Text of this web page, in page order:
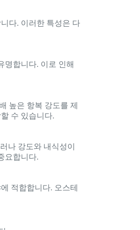
다. 이러한 특성은 다
명합니다. 이로 인해
높은 항복 강도를 제
수 있습니다.
나 강도와 내식성이
요합니다.
적합합니다. 오스테